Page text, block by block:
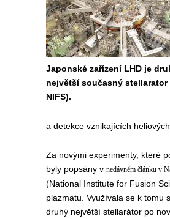
Japonské zařízení LHD je
největší současný stellarator
NIFS).
a detekce vznikajících
Za novými experimenty, které
byly popsány v nedávném článku v
(National Institute for Fusion
plazmatu. Využívala se k tomu
druhý největší stellarátor po